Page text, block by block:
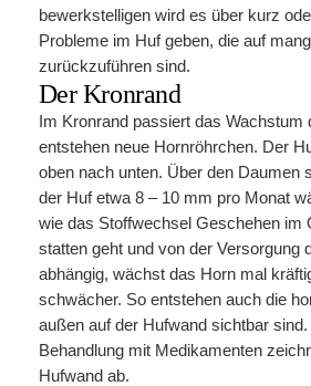
bewerkstelligen wird es über kurz
Probleme im Huf geben, die auf
zurückzuführen sind.
Der Kronrand
Im Kronrand passiert das Wachstum
entstehen neue Hornröhrchen. Der
oben nach unten. Über den Daumen
der Huf etwa 8 – 10 mm pro Monat
wie das Stoffwechsel Geschehen im
statten geht und von der Versorgung
abhängig, wächst das Horn mal
schwächer. So entstehen auch die
außen auf der Hufwand sichtbar sind.
Behandlung mit Medikamenten
Hufwand ab.